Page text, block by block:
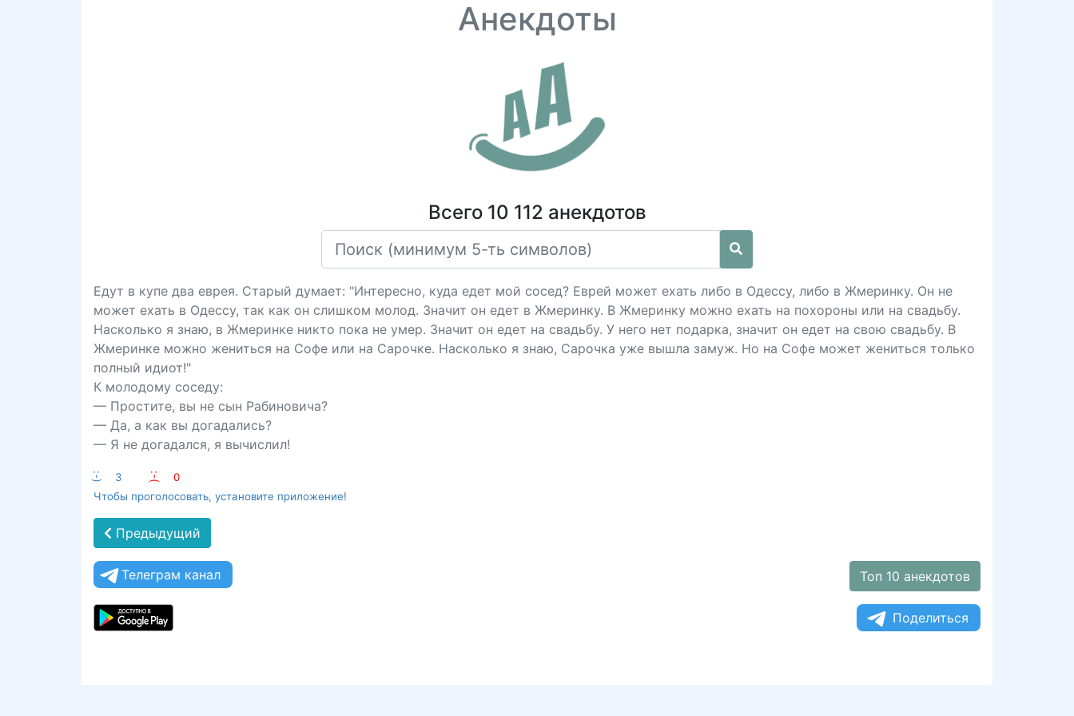
Анекдоты
Всего 10 112 анекдотов
Едут в купе два еврея. Старый думает: "Интересно, куда едет мой сосед? Еврей может ехать либо в Одессу, либо в Жмеринку. Он не
может ехать в Одессу, так как он слишком молод. Значит он едет в Жмеринку. В Жмеринку можно ехать на похороны или на свадьбу.
Насколько я знаю, в Жмеринке никто пока не умер. Значит он едет на свадьбу. У него нет подарка, значит он едет на свою свадьбу. В
Жмеринке можно жениться на Софе или на Сарочке. Насколько я знаю, Сарочка уже вышла замуж. Но на Софе может жениться только
полный идиот!"
К молодому соседу:
— Простите, вы не сын Рабиновича?
— Да, а как вы догадались?
— Я не догадался, я вычислил!
:-) 3 :-(
0
Чтобы проголосовать, установите приложение!
Предыдущий
Телеграм канал Топ 10 анекдотов
Поделиться